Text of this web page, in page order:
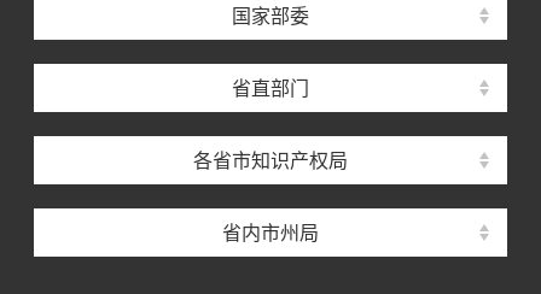
国家部委
省直部门
各省市知识产权局
省内市州局